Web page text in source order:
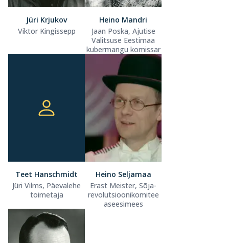
Jüri Krjukov
Viktor Kingissepp
Heino Mandri
Jaan Poska, Ajutise
Valitsuse Eestimaa
kubermangu komissar
Teet Hanschmidt
Jüri Vilms, Päevalehe
toimetaja
Heino Seljamaa
Erast Meister, Sõja-
revolutsioonikomitee
aseesimees